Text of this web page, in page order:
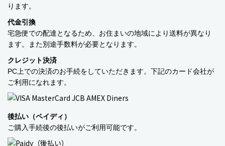
商品カテゴリー
ペットフード・グッズ
ります。
代金引換
宅急便での配達となるため、お住まいの地域により送料が異なり
ます。また別途手数料が必要となります。
クレジット決済
PC上での決済のお手続をしていただきます。下記のカード会社が
ご利用になれます。
後払い（ペイディ）
ご購入手続後の後払いがご利用可能です。